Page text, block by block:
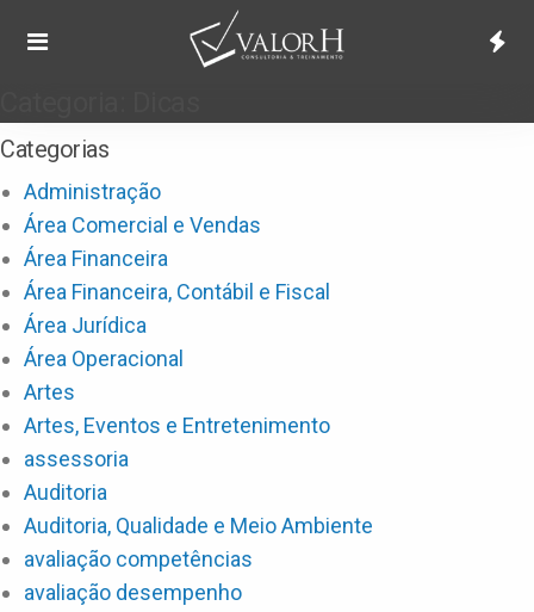
Categorias
Administração
Área Comercial e Vendas
Área Financeira
Área Financeira, Contábil e Fiscal
Área Jurídica
Área Operacional
Artes
Artes, Eventos e Entretenimento
assessoria
Auditoria
Auditoria, Qualidade e Meio Ambiente
avaliação competências
avaliação desempenho